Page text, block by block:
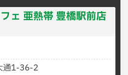
ェ 亜熱帯 豊橋駅前店
通1-36-2